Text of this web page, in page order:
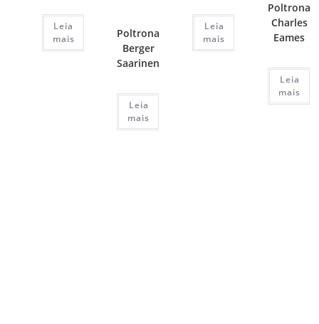
Leia
mais
Poltrona
Berger
Saarinen
Leia
mais
Leia
mais
Poltrona
Charles
Eames
Leia
mais